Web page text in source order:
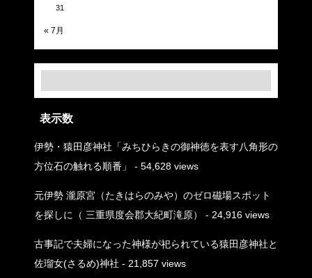
31
« 7月
表示数
伊勢・猿田彦神社「みちひらきの御神徳を表す八角形の
方位石の触れる順番」
- 54,628 views
元伊勢 瀧原宮（たきはらのみや）のゼロ磁場スポット
を探しに（ 三重県度会郡大紀町滝原）
- 24,916 views
古事記で夫婦になった神様が祀られている猿田彦神社と
佐瑠女(さるめ)神社 - 21,857 views